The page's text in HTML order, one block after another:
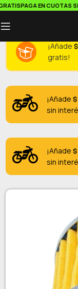
PAGA EN CUOTAS
¡Añade $
gratis!
¡Añade $
sin
¡Añade $
sin